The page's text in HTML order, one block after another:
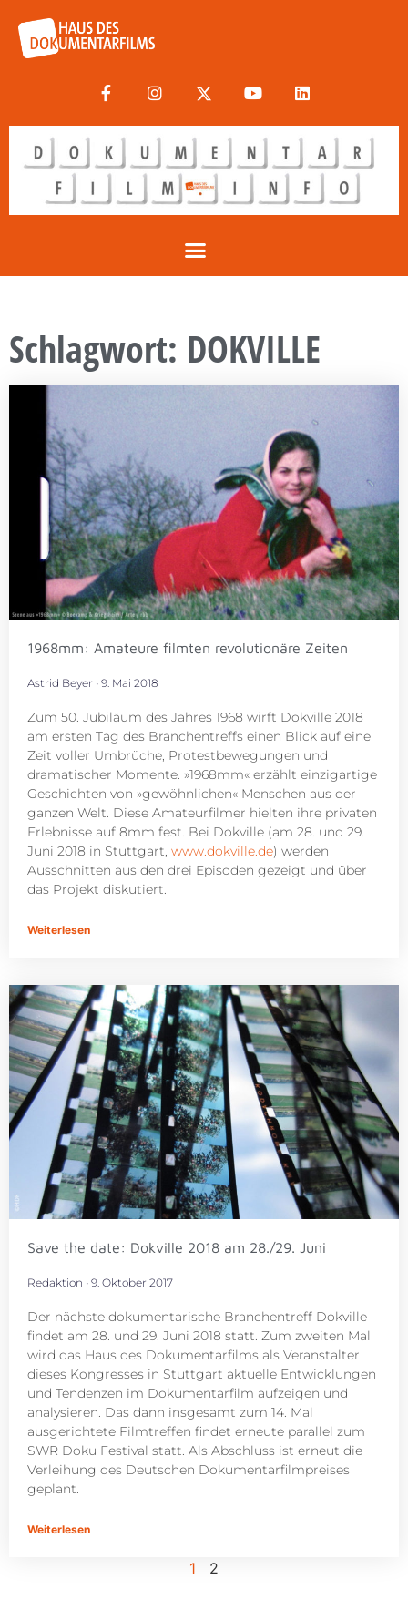
Schlagwort: DOKVILLE
1968mm: Amateure filmten revolutionäre Zeiten
Astrid Beyer 9. Mai 2018
Zum 50. Jubiläum des Jahres 1968 wirft Dokville 2018
am ersten Tag des Branchentreffs einen Blick auf eine
Zeit voller Umbrüche, Protestbewegungen und
dramatischer Momente. »1968mm« erzählt einzigartige
Geschichten von »gewöhnlichen« Menschen aus der
ganzen Welt. Diese Amateurfilmer hielten ihre privaten
Erlebnisse auf 8mm fest. Bei Dokville (am 28. und 29.
Juni 2018 in Stuttgart, www.dokville.de) werden
Ausschnitten aus den drei Episoden gezeigt und über
das Projekt diskutiert.
Weiterlesen
Save the date: Dokville 2018 am 28./29. Juni
Redaktion 9. Oktober 2017
Der nächste dokumentarische Branchentreff Dokville
findet am 28. und 29. Juni 2018 statt. Zum zweiten Mal
wird das Haus des Dokumentarfilms als Veranstalter
dieses Kongresses in Stuttgart aktuelle Entwicklungen
und Tendenzen im Dokumentarfilm aufzeigen und
analysieren. Das dann insgesamt zum 14. Mal
ausgerichtete Filmtreffen findet erneute parallel zum
SWR Doku Festival statt. Als Abschluss ist erneut die
Verleihung des Deutschen Dokumentarfilmpreises
geplant.
Weiterlesen
1 2